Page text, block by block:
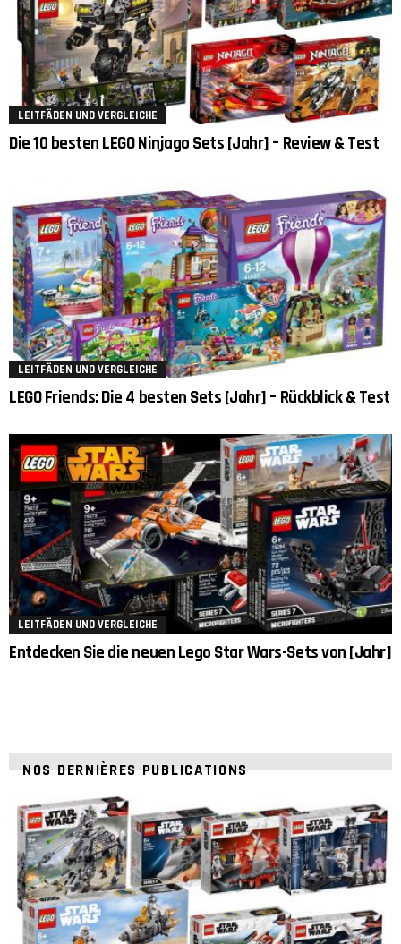
LEITFÄDEN UND VERGLEICHE
Die 10 besten LEGO Ninjago Sets [Jahr] – Review & Test
LEITFÄDEN UND VERGLEICHE
LEGO Friends: Die 4 besten Sets [Jahr] – Rückblick & Test
LEITFÄDEN UND VERGLEICHE
Entdecken Sie die neuen Lego Star Wars-Sets von [Jahr]
NOS DERNIÈRES PUBLICATIONS